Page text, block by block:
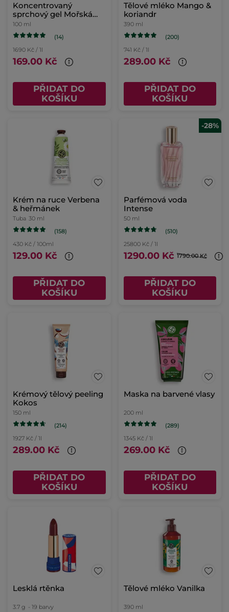
Koncentrovaný
sprchový gel Mořská
řasa & motar přímořský
100 ml
(14)
1690 Kč / 1l
169.00 Kč
PŘIDAT DO
KOŠÍKU
Tělové mléko Mango &
koriandr
390 ml
(200)
741 Kč / 1l
289.00 Kč
PŘIDAT DO
KOŠÍKU
Krém na ruce Verbena
& heřmánek
Tuba 30 ml
(158)
430 Kč / 100ml
129.00 Kč
PŘIDAT DO
KOŠÍKU
-28%
Parfémová voda
Intense
50 ml
(510)
25800 Kč / 1l
1290.00 Kč 1790.00 Kč
PŘIDAT DO
KOŠÍKU
Krémový tělový peeling
Kokos
150 ml
(214)
1927 Kč / 1l
289.00 Kč
PŘIDAT DO
KOŠÍKU
Maska na barvené vlasy
200 ml
(289)
1345 Kč / 1l
269.00 Kč
PŘIDAT DO
KOŠÍKU
Lesklá rtěnka
3.7 g - 19 barvy
Tělové mléko Vanilka
390 ml